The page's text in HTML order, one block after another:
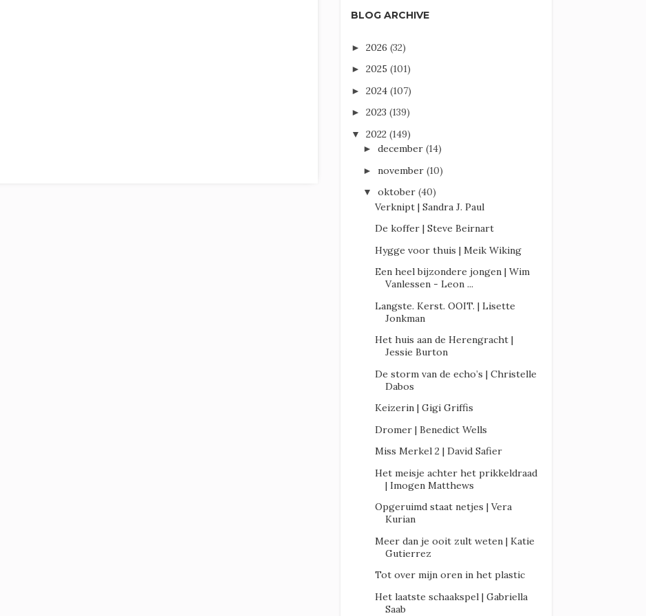
BLOG ARCHIVE
►2026(32)
►2025(101)
►2024(107)
►2023(139)
▼2022(149)
►december(14)
►november(10)
▼oktober(40)
Verknipt | Sandra J. Paul
De koffer | Steve Beirnart
Hygge voor thuis | Meik Wiking
Een heel bijzondere jongen | Wim
Vanlessen - Leon ...
Langste. Kerst. OOIT. | Lisette
Jonkman
Het huis aan de Herengracht |
Jessie Burton
De storm van de echo’s | Christelle
Dabos
Keizerin | Gigi Griffis
Dromer | Benedict Wells
Miss Merkel 2 | David Safier
Het meisje achter het prikkeldraad
| Imogen Matthews
Opgeruimd staat netjes | Vera
Kurian
Meer dan je ooit zult weten | Katie
Gutierrez
Tot over mijn oren in het plastic
Het laatste schaakspel | Gabriella
Saab